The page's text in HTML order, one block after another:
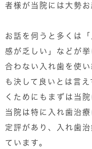
者様が当院には大勢お
お話を伺うと多くは
感が乏しい」などが挙
合わない入れ歯を使
も決して良いとは言
くためにもまずは当
当院は特に入れ歯治
定評があり、入れ歯
ています。